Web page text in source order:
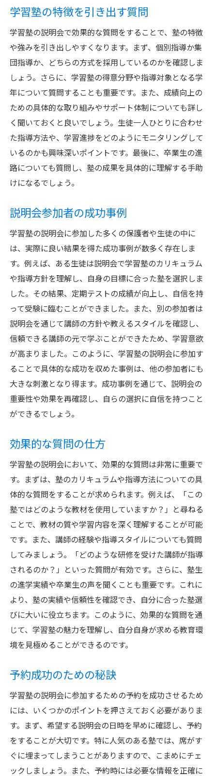
学習塾の特徴を引き出す質問
学習塾の説明会で効果的な質問をすることで、塾の特徴
や強みを引き出しやすくなります。まず、個別指導か集
団指導か、どちらの方式を採用しているのかを確認しま
しょう。さらに、学習塾の得意分野や指導対象となる学
年について質問することも重要です。また、成績向上の
ための具体的な取り組みやサポート体制についても詳し
く聞いておくと良いでしょう。生徒一人ひとりに合わせ
た指導方法や、学習進捗をどのようにモニタリングして
いるのかも興味深いポイントです。最後に、卒業生の進
路についても質問し、塾の成果を具体的に理解する手助
けになるでしょう。
説明会参加者の成功事例
学習塾の説明会に参加した多くの保護者や生徒の中に
は、実際に良い結果を得た成功事例が数多く存在しま
す。例えば、ある生徒は説明会で学習塾のカリキュラム
や指導方針を理解し、自身の目標に合った塾を選択しま
した。その結果、定期テストの成績が向上し、自信を持
って受験に臨むことができました。また、別の参加者は
説明会を通じて講師の方針や教えるスタイルを確認し、
信頼できる講師の元で学ぶことができたため、学習意欲
が高まりました。このように、学習塾の説明会に参加す
ることで具体的な成功を収めた事例は、他の参加者にも
大きな刺激となり得ます。成功事例を通じて、説明会の
重要性や効果を再確認し、自らの選択に自信を持つこと
ができるでしょう。
効果的な質問の仕方
学習塾の説明会において、効果的な質問は非常に重要で
す。まずは、塾のカリキュラムや指導方法についての具
体的な質問をすることが求められます。例えば、「この
塾ではどのような教材を使用していますか？」と尋ねる
ことで、教材の質や学習内容を深く理解することが可能
です。また、講師の経験や指導スタイルについても質問
してみましょう。「どのような研修を受けた講師が指導
されるのか？」といった質問が有効です。さらに、塾生
の進学実績や卒業生の声を聞くことも重要です。これに
より、塾の実績や信頼性を確認でき、自分に合った塾選
びに大いに役立ちます。このように、効果的な質問を通
じて、学習塾の魅力を理解し、自分自身が求める教育環
境を見極めることができるのです。
予約成功のための秘訣
学習塾の説明会に参加するための予約を成功させるため
には、いくつかのポイントを押さえておく必要がありま
す。まず、希望する説明会の日時を早めに確認し、予約
をすることが大切です。特に人気のある塾では、席がす
ぐに埋まってしまうことがありますので、こまめにチェ
ックしましょう。また、予約時には必要な情報を正確に